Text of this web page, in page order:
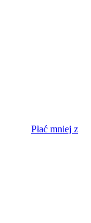
Płać mniej z